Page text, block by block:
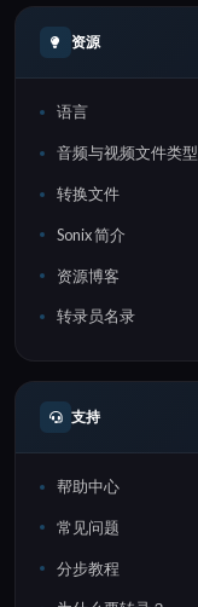
资源
语言
音频与视频文件类型
转换文件
Sonix 简介
资源博客
转录员名录
支持
帮助中心
常见问题
分步教程